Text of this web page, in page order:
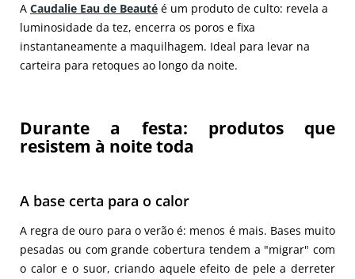
A Caudalie Eau de Beauté é um produto de culto: revela a
luminosidade da tez, encerra os poros e fixa
instantaneamente a maquilhagem. Ideal para levar na
carteira para retoques ao longo da noite.
Durante a festa: produtos que
resistem à noite toda
A base certa para o calor
A regra de ouro para o verão é: menos é mais. Bases muito
pesadas ou com grande cobertura tendem a "migrar" com
o calor e o suor, criando aquele efeito de pele a derreter